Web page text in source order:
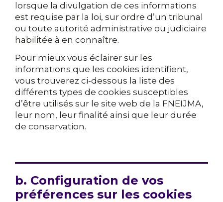
lorsque la divulgation de ces informations
est requise par la loi, sur ordre d’un tribunal
ou toute autorité administrative ou judiciaire
habilitée à en connaître.
Pour mieux vous éclairer sur les
informations que les cookies identifient,
vous trouverez ci-dessous la liste des
différents types de cookies susceptibles
d’être utilisés sur le site web de la FNEIJMA,
leur nom, leur finalité ainsi que leur durée
de conservation.
b. Configuration de vos
préférences sur les cookies